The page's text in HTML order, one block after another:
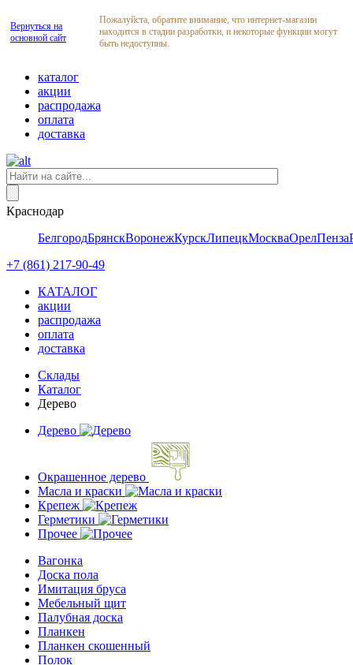
Вернуться на
основной сайт
Пожалуйста, обратите внимание, что интернет-магазин
находится в стадии разработки, и некоторые функции могут
быть недоступны.
каталог
акции
распродажа
оплата
доставка
Краснодар
БелгородБрянскВоронежКурскЛипецкМоскваОрелПенза
+7 (861) 217-90-49
КАТАЛОГ
акции
распродажа
оплата
доставка
Склады
Каталог
Дерево
Дерево
Окрашенное дерево
Масла и краски
Крепеж
Герметики
Прочее
Вагонка
Доска пола
Имитация бруса
Мебельный щит
Палубная доска
Планкен
Планкен скошенный
Полок